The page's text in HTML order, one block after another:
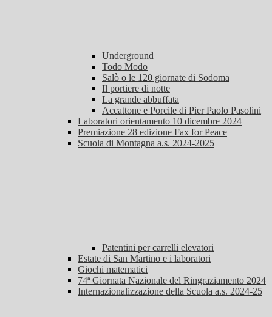
Underground
Todo Modo
Salò o le 120 giornate di Sodoma
Il portiere di notte
La grande abbuffata
Accattone e Porcile di Pier Paolo Pasolini
Laboratori orientamento 10 dicembre 2024
Premiazione 28 edizione Fax for Peace
Scuola di Montagna a.s. 2024-2025
Patentini per carrelli elevatori
Estate di San Martino e i laboratori
Giochi matematici
74ª Giornata Nazionale del Ringraziamento 2024
Internazionalizzazione della Scuola a.s. 2024-25